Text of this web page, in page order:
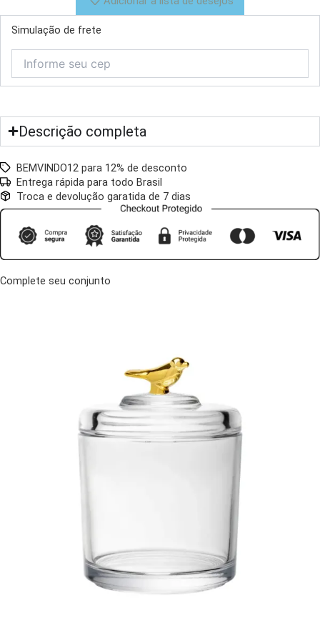
Simulação de frete
Descrição completa
BEMVINDO12 para 12% de desconto
Entrega rápida para todo Brasil
Troca e devolução garatida de 7 dias
Complete seu conjunto